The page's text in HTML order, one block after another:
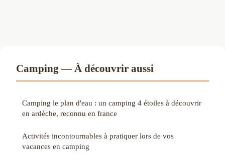
Camping — À découvrir aussi
Camping le plan d'eau : un camping 4 étoiles à découvrir
en ardèche, reconnu en france
Activités incontournables à pratiquer lors de vos
vacances en camping